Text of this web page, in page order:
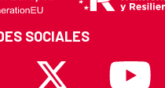
SOCIALES
X Youtube